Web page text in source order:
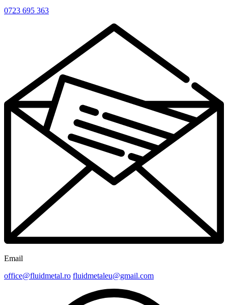
0723 695 363
Email
office@fluidmetal.ro fluidmetaleu@gmail.com